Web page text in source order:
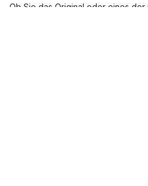
Ob Sie das Original oder eines der